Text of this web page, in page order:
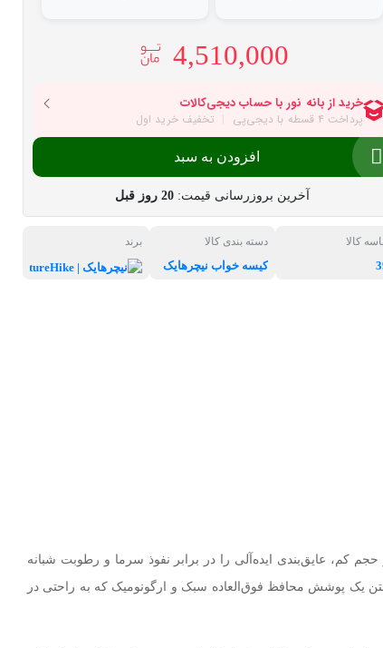
4,510,000
افزودن به سبد
آخرین بروزرسانی قیمت:20 روز قبل
کالا دسته بندی کالا
کیسه خواب نیچرهایک
برند
کم، عایق‌بندی ایده‌آلی را در برابر نفوذ سرما و رطوبت شبانه
یک پوشش محافظ فوق‌العاده سبک و ارگونومیک که به راحتی در